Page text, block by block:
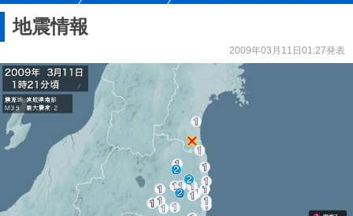
地震情報
2009年03月11日01:27発表